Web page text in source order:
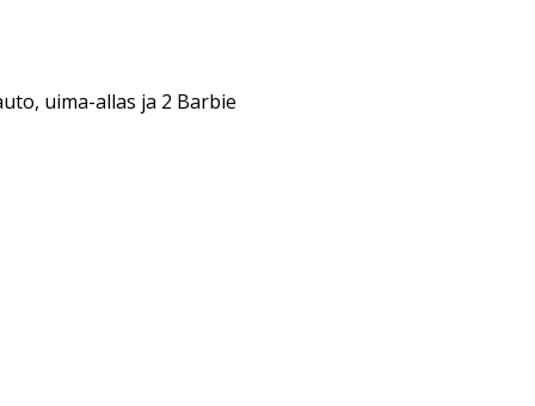
uima-allas ja 2 Barbie